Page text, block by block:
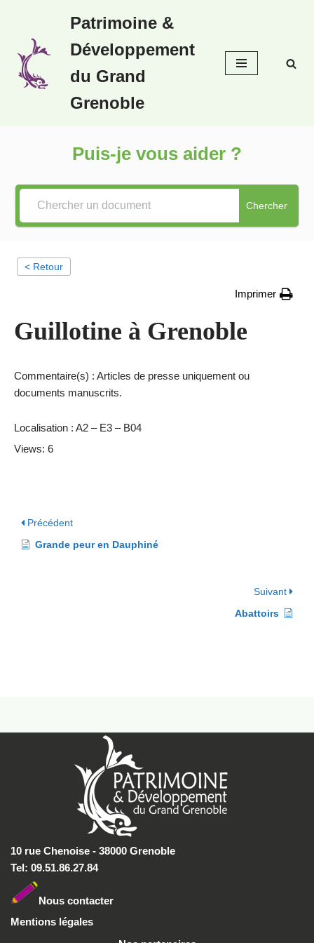
au
contenu
Patrimoine &
Développement
du Grand
Grenoble
Puis-je vous aider ?
Chercher
< Retour
Imprimer
Guillotine à Grenoble
Commentaire(s) : Articles de presse uniquement ou
documents manuscrits.
Localisation : A2 – E3 – B04
Views: 6
Précédent
Grande peur en Dauphiné
Suivant
Abattoirs
10 rue Chenoise - 38000 Grenoble
Tel: 09.51.86.27.84
Nous contacter
Mentions légales